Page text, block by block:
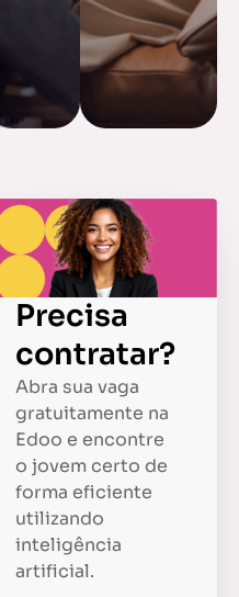
Precisa
contratar?
Abra sua vaga
gratuitamente na
Edoo e encontre
o jovem certo de
forma eficiente
utilizando
inteligência
artificial.